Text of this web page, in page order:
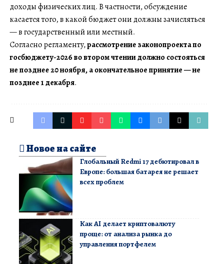
доходы физических лиц. В частности, обсуждение
касается того, в какой бюджет они должны зачисляться
— в государственный или местный.
Согласно регламенту,рассмотрение законопроекта по
госбюджету-2026 во втором чтении должно состояться
не позднее 20 ноября, а окончательное принятие — не
позднее 1 декабря.
Новое на сайте
Глобальный Redmi 17 дебютировал в
Европе: большая батарея не решает
всех проблем
Как AI делает криптовалюту
проще: от анализа рынка до
управления портфелем